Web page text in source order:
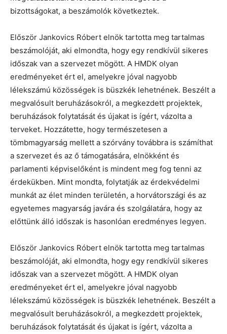
bizottságokat, a beszámolók következtek.
Először Jankovics Róbert elnök tartotta meg tartalmas
beszámolóját, aki elmondta, hogy egy rendkívül sikeres
időszak van a szervezet mögött. A HMDK olyan
eredményeket ért el, amelyekre jóval nagyobb
lélekszámú közösségek is büszkék lehetnének. Beszélt a
megvalósult beruházásokról, a megkezdett projektek,
beruházások folytatását és újakat is ígért, vázolta a
terveket. Hozzátette, hogy természetesen a
tömbmagyarság mellett a szórvány továbbra is számíthat
a szervezet és az ő támogatására, elnökként és
parlamenti képviselőként is mindent meg fog tenni az
érdekükben. Mint mondta, folytatják az érdekvédelmi
munkát az élet minden területén, a horvátországi és az
egyetemes magyarság javára és szolgálatára, hogy az
előttünk álló időszak is hasonlóan eredményes legyen.
Először Jankovics Róbert elnök tartotta meg tartalmas
beszámolóját, aki elmondta, hogy egy rendkívül sikeres
időszak van a szervezet mögött. A HMDK olyan
eredményeket ért el, amelyekre jóval nagyobb
lélekszámú közösségek is büszkék lehetnének. Beszélt a
megvalósult beruházásokról, a megkezdett projektek,
beruházások folytatását és újakat is ígért, vázolta a